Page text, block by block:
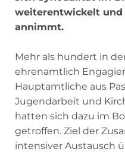
weiterentwickelt und
annimmt.
Mehr als hundert in
ehrenamtlich
Hauptamtliche aus
Jugendarbeit und
hatten sich dazu im
getroffen. Ziel der
intensiver Austausch